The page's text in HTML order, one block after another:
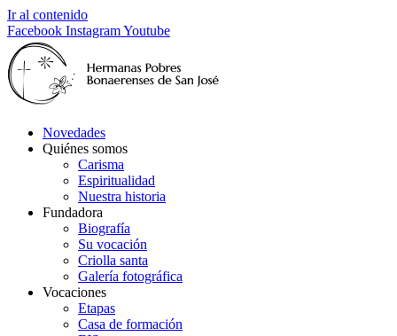
Ir al contenido
Facebook InstagramYoutube
Novedades
Quiénes somos
Carisma
Espiritualidad
Nuestra historia
Fundadora
Biografía
Su vocación
Criolla santa
Galería fotográfica
Vocaciones
Etapas
Casa de formación